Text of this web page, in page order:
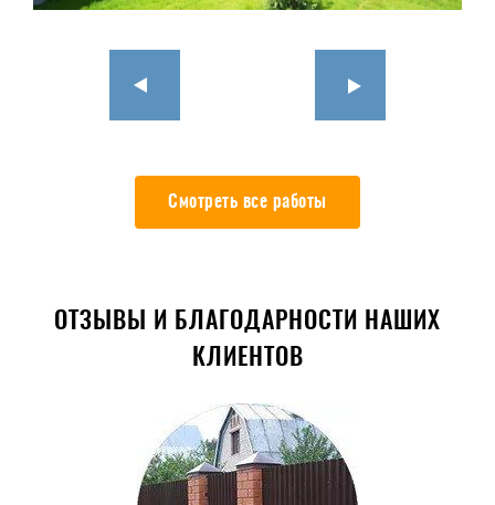
Смотреть все работы
ОТЗЫВЫ И БЛАГОДАРНОСТИ НАШИХ
КЛИЕНТОВ